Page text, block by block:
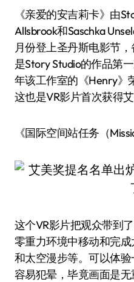
《亲爱的安吉莉卡》由
Allsbrook和Saschka
月份登上圣丹斯电影节
是Story Studio的作品第
年该工作室的《Henry》
这也是VR影片首次获得艾
《国际空间站任务（
这个VR影片把观众带到
零重力环境中移动和完
和太空漫步等。可以体
容易犯晕，毕竟画面是